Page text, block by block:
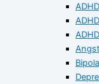
ADHD
Angst